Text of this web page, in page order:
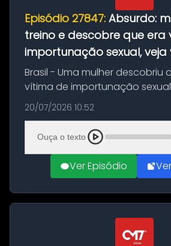
Episódio 27847: Absurdo:
treino e descobre que era
importunação sexual, veja
Brasil - Uma mulher descobriu
vítima de importunação
assistir a um vídeo que gravou
treinava na academia de um
Feira de Santana, na Bahia. O c...
20/07/2026 10:52
Ouça o texto
Ver Episódio